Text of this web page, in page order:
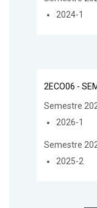
2024-1
2ECO06 -
Semestre
2026-1
Semestre
2025-2